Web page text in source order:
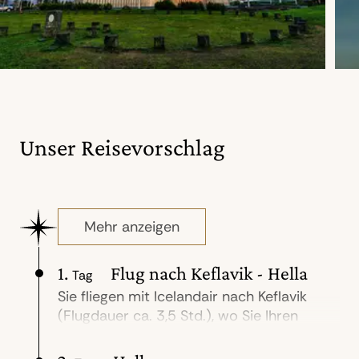
Unser Reisevorschlag
Mehr anzeigen
1. Tag Flug nach Keflavik - Hella
Sie fliegen mit Icelandair nach Keflavik
(Flugdauer ca. 3,5 Std.), wo Sie Ihren
Richtung Südisland starten. Die